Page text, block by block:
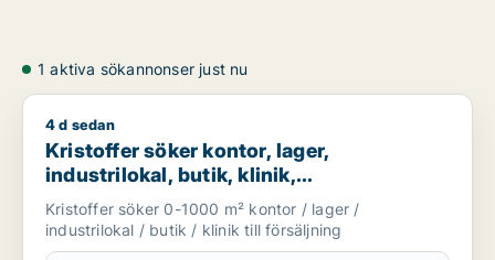
1 aktiva sökannonser just nu
Kristoffer söker kontor, lager, industrilokal, butik, klinik,
4 d sedan
Kristoffer söker kontor, lager,
industrilokal, butik, klinik,
restauranglokal, bostadsfastighet, hotell
eller garage till salu i Sotenäs, Vårgårda
eller Grästorp m.fl.
Kristoffer söker 0-1000 m² kontor / lager /
industrilokal / butik / klinik till försäljning